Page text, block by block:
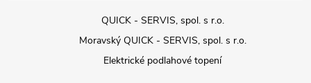
QUICK - SERVIS, spol. s r.o.
Moravský QUICK - SERVIS, spol. s r.o.
Elektrické podlahové topení